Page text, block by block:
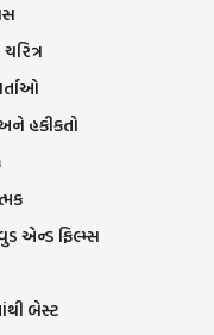
હકીકતો
એન્ડ ફિલ્મ્સ
બેસ્ટ